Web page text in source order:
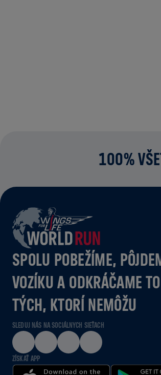
100%
SPOLU POBEŽÍME,
VOZÍKU A ODKRÁČAME
TÝCH, KTORÍ NEMÔŽU
SLEDUJ NÁS NA SOCIÁLNYCH SIEŤACH
ZÍSKAŤ APP